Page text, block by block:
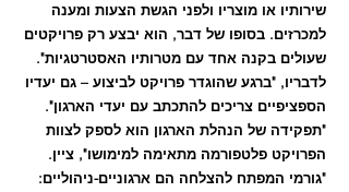
שירותיו או מוצריו ולפני הגשת הצעות ומענה
למכרזים. בסופו של דבר, הוא יבצע רק פרויקטים
שעולים בקנה אחד עם מטרותיו האסטרטגיות".
לדבריו, "ברגע שהוגדר פרויקט לביצוע – גם יעדיו
הספציפיים צריכים להתכתב עם יעדי הארגון".
"תפקידה של הנהלת הארגון הוא לספק לצוות
הפרויקט פלטפורמה מתאימה למימושו", ציין.
"גורמי המפתח להצלחה הם ארגוניים-ניהוליים: